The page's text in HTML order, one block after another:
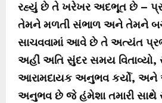
રહ્યું છે તે ખરેખર અદભૂત છે –
તેમને મળતી સંભાળ અને તેમને
સાચવવામાં આવે છે તે અત્યંત
અહીં અતિ સુંદર સમય
આરામદાયક અનુભવ કર્યો,
અનુભવ છે જે હંમેશા તમારી સાથે